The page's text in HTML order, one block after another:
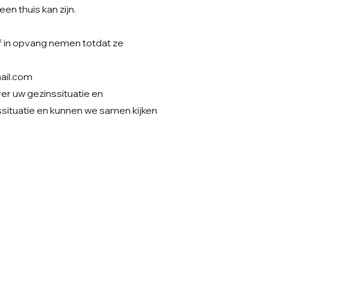
thuis kan zijn.
opvang nemen totdat ze
uw gezinssituatie en
en kunnen we samen kijken